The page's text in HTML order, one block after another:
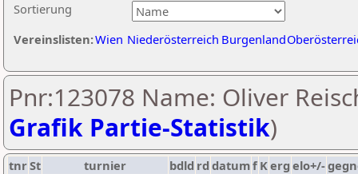
Sortierung
Vereinslisten:Wien Niederösterreich Burgenland
Pnr:123078 Name: Oliver
Grafik Partie-Statistik)
tnrSt turnier bdld rd datumf Kerg elo+/-